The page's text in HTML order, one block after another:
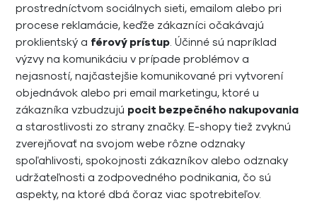
prostredníctvom sociálnych sieti, emailom alebo pri
procese reklamácie, keďže zákazníci očakávajú
proklientský a férový prístup. Účinné sú napríklad
výzvy na komunikáciu v prípade problémov a
nejasností, najčastejšie komunikované pri vytvorení
objednávok alebo pri email marketingu, ktoré u
zákazníka vzbudzujú pocit bezpečného nakupovania
a starostlivosti zo strany značky. E-shopy tiež zvyknú
zverejňovať na svojom webe rôzne odznaky
spoľahlivosti, spokojnosti zákazníkov alebo odznaky
udržateľnosti a zodpovedného podnikania, čo sú
aspekty, na ktoré dbá čoraz viac spotrebiteľov.